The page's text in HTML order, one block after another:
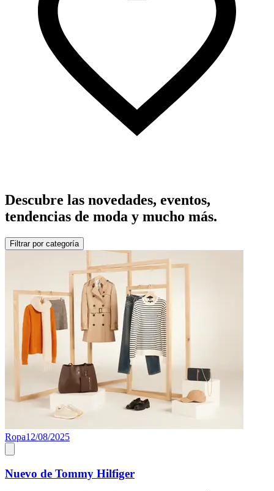
Descubre las novedades, eventos,
tendencias de moda y mucho más.
Filtrar por categoría
Ropa12/08/2025
Nuevo de Tommy Hilfiger